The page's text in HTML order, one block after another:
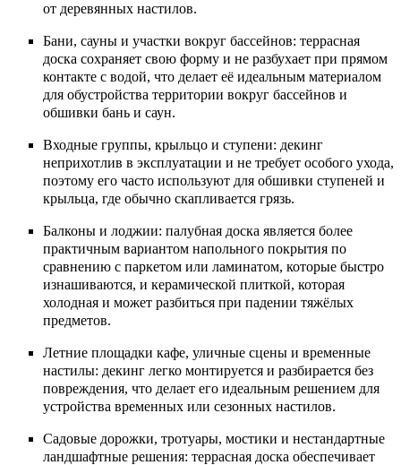
от деревянных настилов.
Бани, сауны и участки вокруг бассейнов: террасная
доска сохраняет свою форму и не разбухает при прямом
контакте с водой, что делает её идеальным материалом
для обустройства территории вокруг бассейнов и
обшивки бань и саун.
Входные группы, крыльцо и ступени: декинг
неприхотлив в эксплуатации и не требует особого ухода,
поэтому его часто используют для обшивки ступеней и
крыльца, где обычно скапливается грязь.
Балконы и лоджии: палубная доска является более
практичным вариантом напольного покрытия по
сравнению с паркетом или ламинатом, которые быстро
изнашиваются, и керамической плиткой, которая
холодная и может разбиться при падении тяжёлых
предметов.
Летние площадки кафе, уличные сцены и временные
настилы: декинг легко монтируется и разбирается без
повреждения, что делает его идеальным решением для
устройства временных или сезонных настилов.
Садовые дорожки, тротуары, мостики и нестандартные
ландшафтные решения: террасная доска обеспечивает